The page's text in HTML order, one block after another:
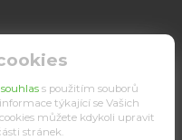
souhlass použitím souborů
týkající se Vašich
můžete kdykoli upravit
stránek.